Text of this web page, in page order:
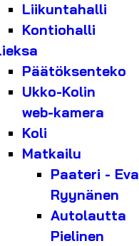
Liikuntahalli
Kontiohalli
Päätöksenteko
Ukko-Kolin
web-kamera
Koli
Matkailu
Paateri - Eva
Ryynänen
Autolautta
Pielinen